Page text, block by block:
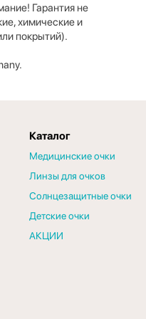
Гарантия не
химические и
покрытий).
Каталог
Медицинские очки
Линзы для очков
Солнцезащитные очки
Детские очки
АКЦИИ